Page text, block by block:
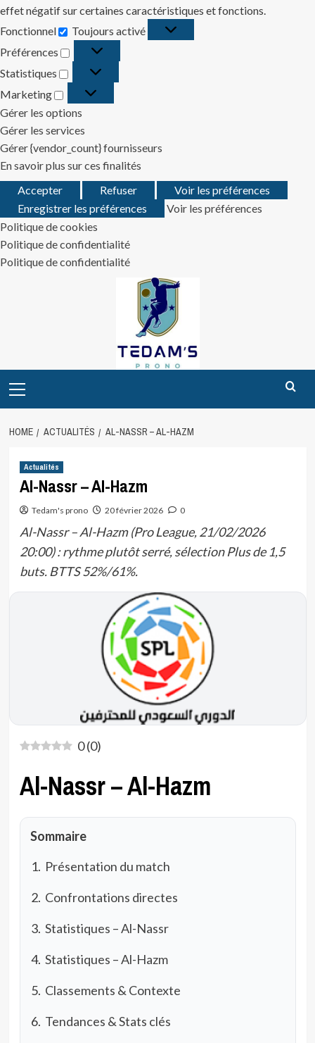
effet négatif sur certaines caractéristiques et fonctions.
Fonctionnel
Fonctionnel
Toujours activé
Préférences
Préférences
Statistiques
Statistiques
Marketing
Marketing
Gérer les options
Gérer les services
Gérer {vendor_count} fournisseurs
En savoir plus sur ces finalités
Accepter
Refuser
Voir les préférences
Enregistrer les préférences
Voir les préférences
Politique de cookies
Politique de confidentialité
Politique de confidentialité
Menu
HOME ACTUALITÉS AL-NASSR – AL-HAZM
Actualités
Al-Nassr – Al-Hazm
Tedam's prono 20 février 2026 0
Al-Nassr – Al-Hazm (Pro League, 21/02/2026
20:00) : rythme plutôt serré, sélection Plus de 1,5
buts. BTTS 52%/61%.
0(0)
Al-Nassr – Al-Hazm
Sommaire
Présentation du match
Confrontations directes
Statistiques – Al-Nassr
Statistiques – Al-Hazm
Classements & Contexte
Tendances & Stats clés